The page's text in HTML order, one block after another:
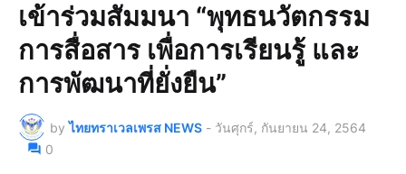
เข้าร่วมสัมมนา “พุทธนวัตกรรม
การสื่อสาร เพื่อการเรียนรู้ และ
การพัฒนาที่ยั่งยืน”
by ไทยทราเวลเพรส NEWS - วันศุกร์, กันยายน 24, 2564
0